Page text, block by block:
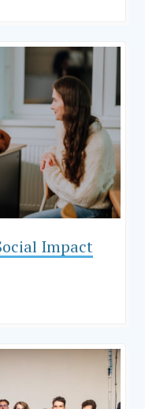
Impact